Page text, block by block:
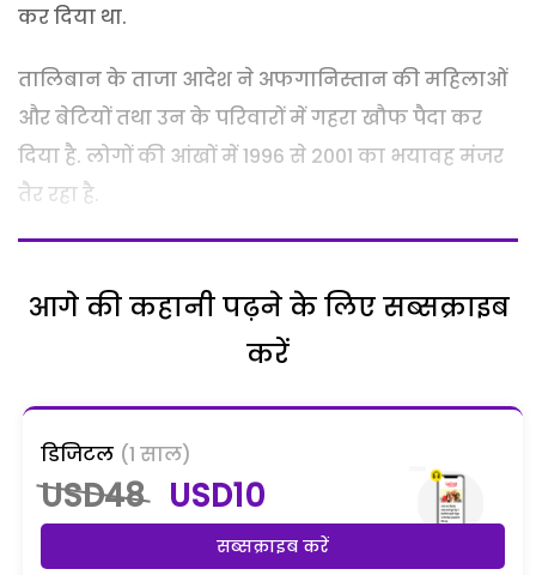
कर दिया था.
तालिबान के ताजा आदेश ने अफगानिस्तान की महिलाओं
और बेटियों तथा उन के परिवारों में गहरा खौफ पैदा कर
दिया है. लोगों की आंखों में 1996 से 2001 का भयावह मंजर
तैर रहा है.
आगे की कहानी पढ़ने के लिए सब्सक्राइब
करें
डिजिटल (1 साल)
USD48 USD10
सब्सक्राइब करें